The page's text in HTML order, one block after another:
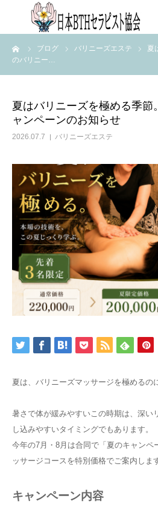
ブログ バリニーズエステ
夏
のバリニー…
夏はバリニーズを極める季節
ャンペーンのお知らせ
2026.07.7 バリニーズエステ
夏は、バリニーズマッサージを極めるの
暑さで体が緩みやすいこの時期は、深い
し込みやすいタイミングでもあります。
今年の7月・8月は合同で「夏のキャンペ
ッサージコースを特別価格でご案内しま
キャンペーン内容
HOME
資格取得
講師紹介
ブログ
FAQページ
施術を受ける